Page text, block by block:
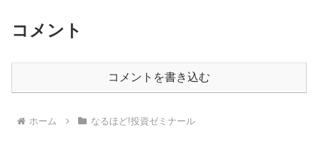
コメント
コメントを書き込む
ホーム なるほど!投資ゼミナール